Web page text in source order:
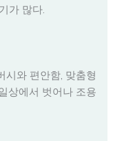
가 많다.
시와 편안함, 맞춤형
상에서 벗어나 조용